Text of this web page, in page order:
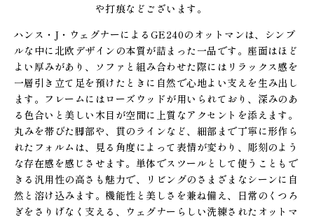
や打痕などございます。
ハンス・J・ウェグナーによるGE240のオットマンは、シンプ
ルな中に北欧デザインの本質が詰まった一品です。座面はほど
よい厚みがあり、ソファと組み合わせた際にはリラックス感を
一層引き立て足を預けたときに自然で心地よい支えを生み出し
ます。フレームにはローズウッドが用いられており、深みのあ
る色合いと美しい木目が空間に上質なアクセントを添えます。
丸みを帯びた脚部や、貫のラインなど、細部まで丁寧に形作ら
れたフォルムは、見る角度によって表情が変わり、彫刻のよう
な存在感を感じさせます。単体でスツールとして使うこともで
きる汎用性の高さも魅力で、リビングのさまざまなシーンに自
然と溶け込みます。機能性と美しさを兼ね備え、日常のくつろ
ぎをさりげなく支える、ウェグナーらしい洗練されたオットマ